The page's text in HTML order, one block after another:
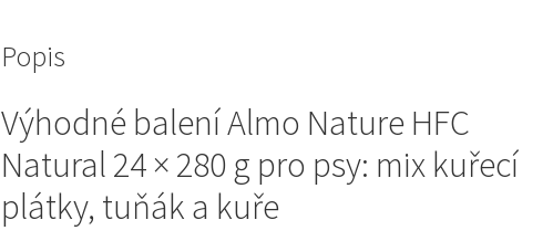
Popis
Výhodné balení Almo Nature HFC
Natural 24 × 280 g pro psy: mix kuřecí
plátky, tuňák a kuře